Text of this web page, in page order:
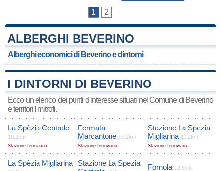
1
2
ALBERGHI BEVERINO
Alberghi economici di Beverino e dintorni
I DINTORNI DI BEVERINO
Ecco un elenco dei punti d'interesse situati nel Comune di Beverino
e territori limitrofi.
La Spèzia Centrale
10.2km
Stazione ferroviaria
Fermata
Marcantone 10.2km
Stazione ferroviaria
Stazione La Spezia
Migliarina 10.2km
Stazione ferroviaria
La Spèzia Migliarina
Stazione La Spezia
Fornola 12.6km